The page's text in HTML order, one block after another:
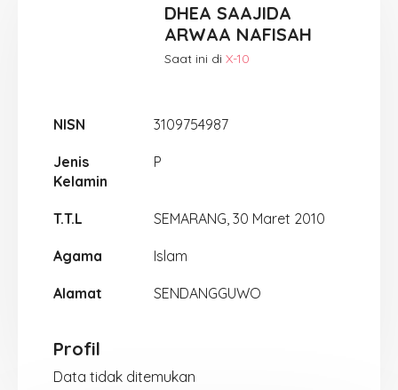
DHEA SAAJIDA
ARWAA NAFISAH
Saat ini di X-10
NISN 3109754987
Jenis
Kelamin
P
T.T.L SEMARANG, 30 Maret 2010
Agama Islam
Alamat SENDANGGUWO
Profil
Data tidak ditemukan